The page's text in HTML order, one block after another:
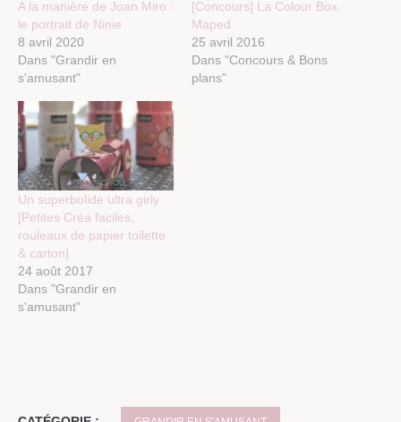
A la manière de Joan Miro :
le portrait de Ninie
8 avril 2020
Dans "Grandir en
s'amusant"
[Concours] La Colour Box
Maped
25 avril 2016
Dans "Concours & Bons
plans"
Un superbolide ultra girly
[Petites Créa faciles,
rouleaux de papier toilette
& carton]
24 août 2017
Dans "Grandir en
s'amusant"